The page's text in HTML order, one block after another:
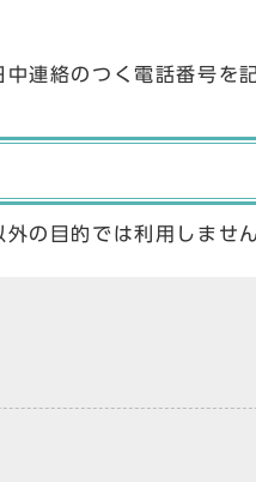
連絡のつく電話番号を
の目的では利用しません